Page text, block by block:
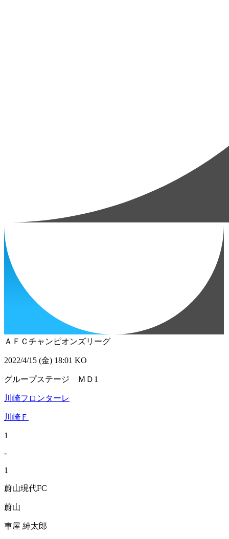
ＡＦＣチャンピオンズリーグ
2022/4/15 (金) 18:01 KO
グループステージ ＭＤ1
川崎フロンターレ
川崎Ｆ
1
-
1
蔚山現代FC
蔚山
車屋 紳太郎